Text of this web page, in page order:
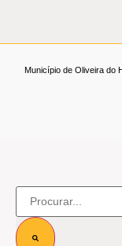
Município de Oliveira do